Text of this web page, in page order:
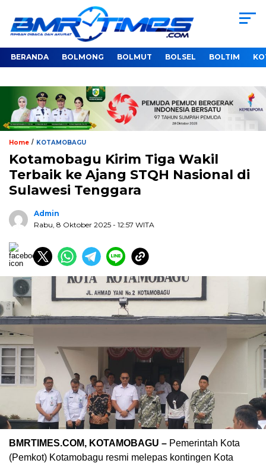
BERANDA BOLMONG BOLMUT BOLSEL BOLTIM
Home / KOTAMOBAGU
Kotamobagu Kirim Tiga Wakil
Terbaik ke Ajang STQH Nasional di
Sulawesi Tenggara
Admin
Rabu, 8 Oktober 2025 - 12:57 WITA
BMRTIMES.COM, KOTAMOBAGU – Pemerintah Kota
(Pemkot) Kotamobagu resmi melepas kontingen Kota